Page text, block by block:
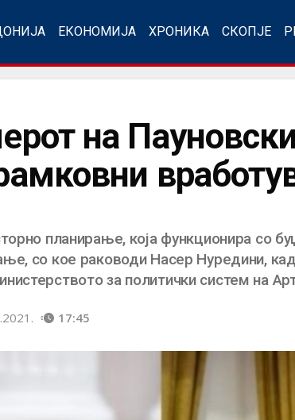
ЕКОНОМИЈА ХРОНИКА СКОПЈЕ
на
планирање, која функционира со
со кое раководи Насер Нуредини,
за политички систем на
17:45